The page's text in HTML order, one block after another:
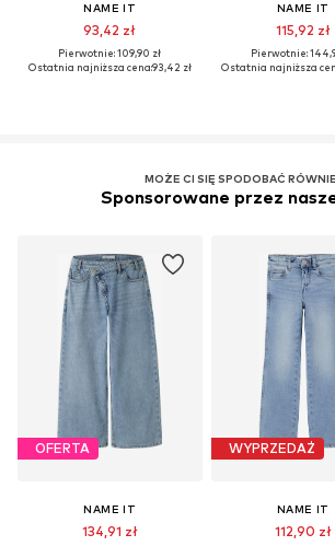
NAME IT
93,42 zł
Pierwotnie: 109,90 zł
Ostatnia najniższa cena:93,42 zł
NAME IT
115,92 zł
Pierwotnie:
Ostatnia najniższa
MOŻE CI SIĘ SPODOBAĆ
Sponsorowane przez
OFERTA
NAME IT
134,91 zł
WYPRZEDAŻ
NAME IT
112,90 zł